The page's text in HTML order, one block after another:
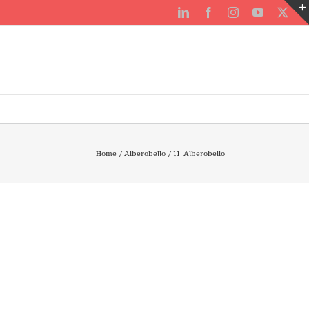
LinkedInFacebookInstagramYouTube
X
Home Alberobello 11_Alberobello